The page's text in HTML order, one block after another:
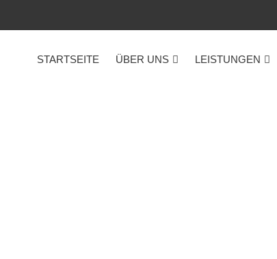
STARTSEITE ÜBER UNS LEISTUNGEN